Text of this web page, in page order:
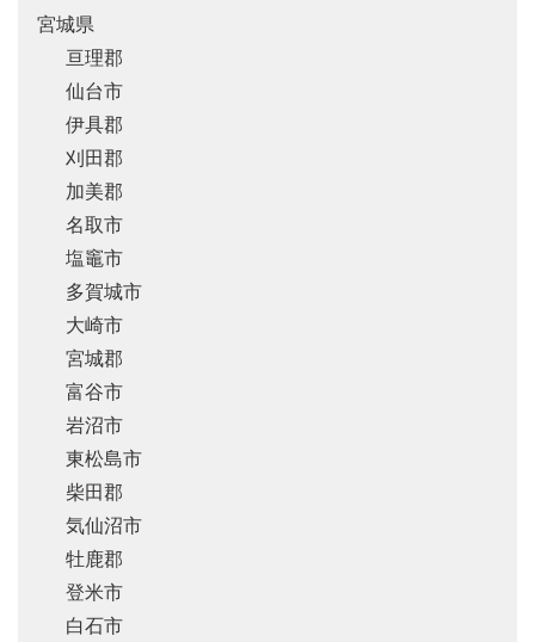
宮城県
亘理郡
仙台市
伊具郡
刈田郡
加美郡
名取市
塩竈市
多賀城市
大崎市
宮城郡
富谷市
岩沼市
東松島市
柴田郡
気仙沼市
牡鹿郡
登米市
白石市